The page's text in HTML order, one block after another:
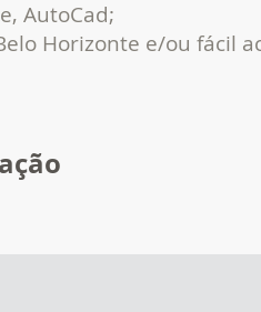
AutoCad;
Horizonte e/ou fácil